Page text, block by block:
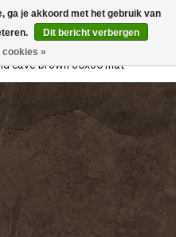
0
cave brown 60x60 mat
ga je akkoord met het gebruik van
Dit bericht verbergen
cookies »